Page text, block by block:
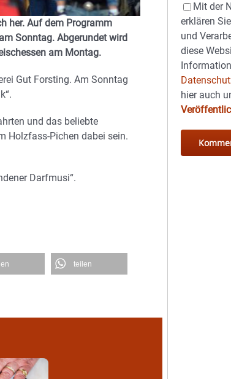
her. Auf dem Programm
Sonntag. Abgerundet wird
am Montag.
Gut Forsting. Am Sonntag
und das beliebte
Holzfass-Pichen dabei sein.
Darfmusi“.
teilen
Mit der
erklären
und
diese
hier auch